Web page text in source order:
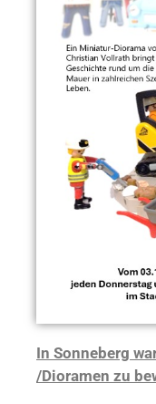
In Sonneberg
/Dioramen zu